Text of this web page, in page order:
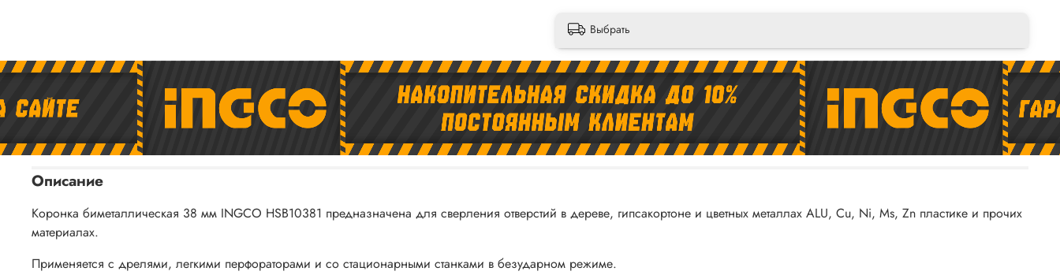
Выбрать
Описание
Коронка биметаллическая 38 мм INGCO HSB10381 предназначена для сверления отверстий в дереве, гипсакортоне и цветных металлах ALU, Cu, Ni, Ms, Zn пластике и прочих
материалах.
Применяется с дрелями, легкими перфораторами и со стационарными станками в безударном режиме.